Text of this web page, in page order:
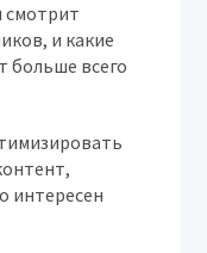
смотрит
и какие
больше всего
интересен